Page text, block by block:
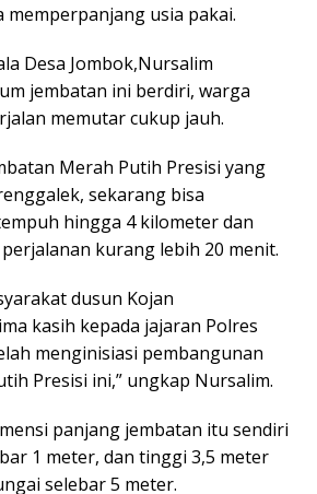
memperpanjang usia pakai.
Desa Jombok,Nursalim
jembatan ini berdiri, warga
memutar cukup jauh.
Merah Putih Presisi yang
sekarang bisa
hingga 4 kilometer dan
kurang lebih 20 menit.
dusun Kojan
kasih kepada jajaran Polres
menginisiasi pembangunan
Presisi ini,” ungkap Nursalim.
panjang jembatan itu sendiri
1 meter, dan tinggi 3,5 meter
selebar 5 meter.